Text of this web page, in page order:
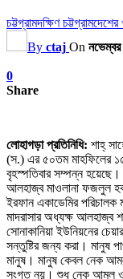
চট্টগ্রামদক্ষিণ চট্টগ্রামদেশের
By ctaj On
0
Share
লোহাগড়া প্রতিনিধি: শাহ্
(স.) এর ৫০তম মাহফিলের
বৃহস্পতিবার সম্পন্ন হয়েছে।
আলহাজ্ব মাওলানা ফজলুল
ইরফান একাডেমির পরিচালক
মাদরাসার অধ্যক্ষ আলহাজ্ব
সোনাকানিয়া ইউনিয়নের
সন্তুষ্টির জন্য করা। মানুষ
মানুষ। মানুষ কেবল নেক
সংগত নয়। শুধু নেক আমল ও